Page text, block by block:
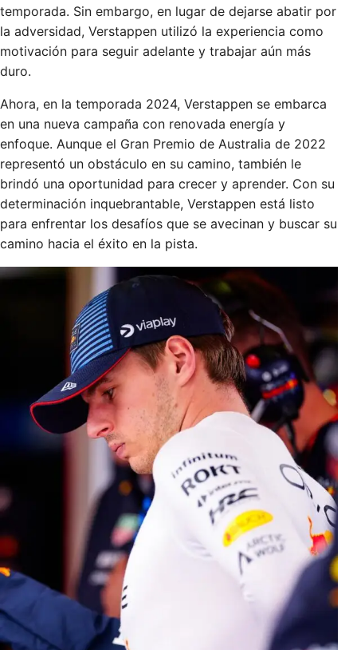
temporada. Sin embargo, en lugar de dejarse abatir por
la adversidad, Verstappen utilizó la experiencia como
motivación para seguir adelante y trabajar aún más
duro.
Ahora, en la temporada 2024, Verstappen se embarca
en una nueva campaña con renovada energía y
enfoque. Aunque el Gran Premio de Australia de 2022
representó un obstáculo en su camino, también le
brindó una oportunidad para crecer y aprender. Con su
determinación inquebrantable, Verstappen está listo
para enfrentar los desafíos que se avecinan y buscar su
camino hacia el éxito en la pista.